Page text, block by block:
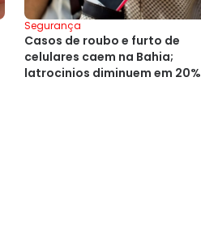
Segurança
Casos de roubo e furto de
celulares caem na Bahia;
latrocinios diminuem em 20%